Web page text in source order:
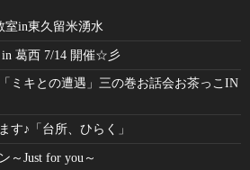
室in東久留米湧水
葛西 7/14 開催☆彡
ミキとの遭遇」三の巻お話会お茶っこIN
す♪「台所、ひらく」
～Just for you～